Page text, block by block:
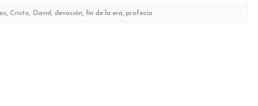
, Cristo, David, devoción, fin de la era, profecía